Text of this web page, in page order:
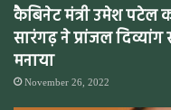
कैबिनेट मंत्री उमेश पटेल
सारंगढ़ ने प्रांजल
मनाया
November 26, 2022